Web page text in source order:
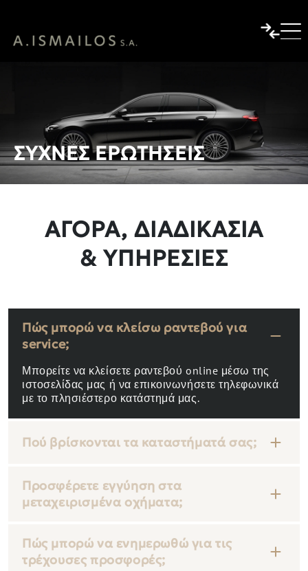
ΣΥΧΝΕΣ ΕΡΩΤΗΣΕΙΣ
ΑΓΟΡΆ, ΔΙΑΔΙΚΑΣΊΑ
& ΥΠΗΡΕΣΊΕΣ
Πώς μπορώ να κλείσω ραντεβού για
service;
Μπορείτε να κλείσετε ραντεβού online μέσω της
ιστοσελίδας μας ή να επικοινωνήσετε τηλεφωνικά
με το πλησιέστερο κατάστημά μας.
Πού βρίσκονται τα καταστήματά σας;
Προσφέρετε εγγύηση στα
μεταχειρισμένα οχήματα;
Πώς μπορώ να ενημερωθώ για τις
τρέχουσες προσφορές;